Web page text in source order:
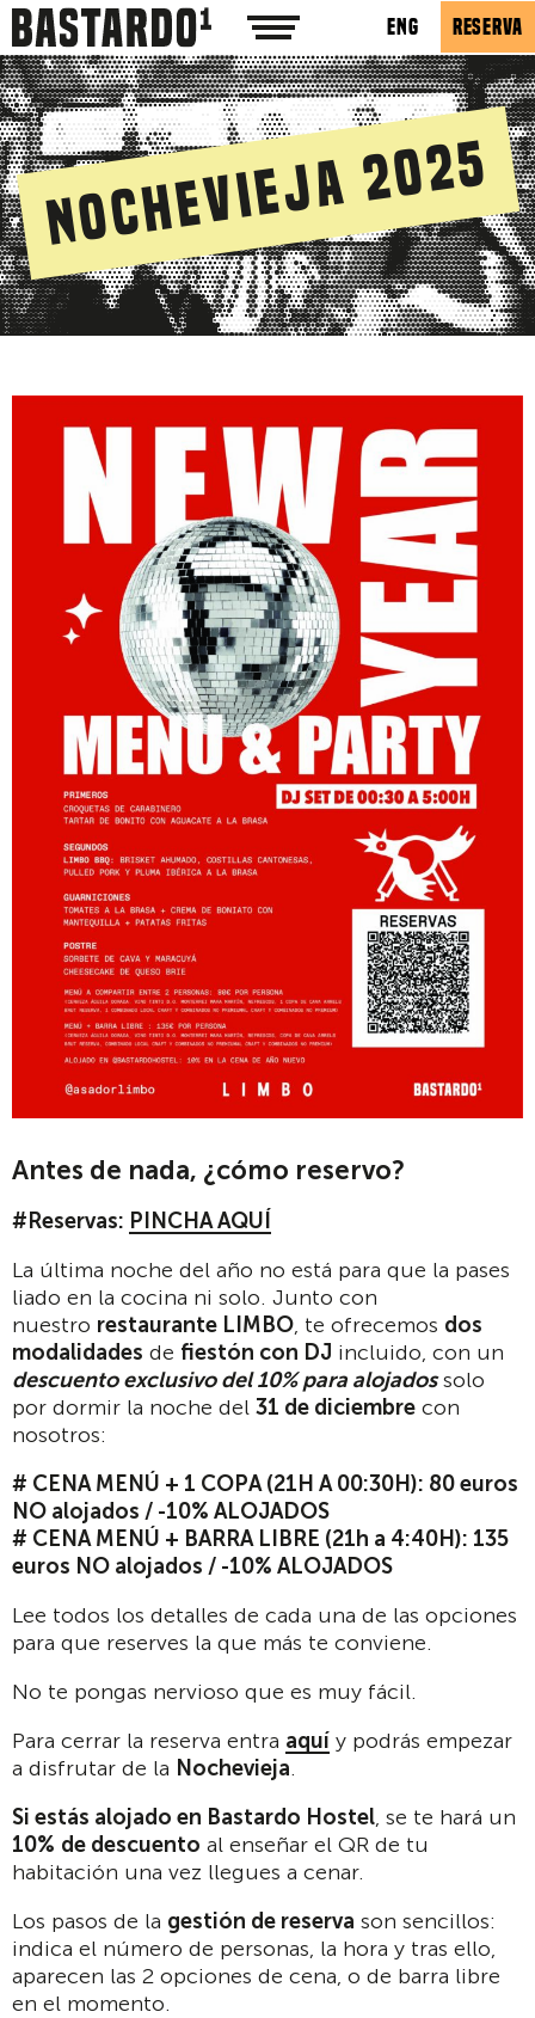
ENG RESERVA
Nochevieja 2025
Antes de nada, ¿cómo reservo?
#Reservas: PINCHA AQUÍ
La última noche del año no está para que la pases
liado en la cocina ni solo. Junto con
nuestro restaurante LIMBO, te ofrecemos dos
modalidades de fiestón con DJ incluido, con un
descuento exclusivo del 10% para alojadossolo
por dormir la noche del 31 de diciembre con
nosotros:
# CENA MENÚ + 1 COPA (21H A 00:30H): 80 euros
NO alojados / -10% ALOJADOS
# CENA MENÚ + BARRA LIBRE (21h a 4:40H): 135
euros NO alojados / -10% ALOJADOS
Lee todos los detalles de cada una de las opciones
para que reserves la que más te conviene.
No te pongas nervioso que es muy fácil.
Para cerrar la reserva entra aquí y podrás empezar
a disfrutar de la Nochevieja.
Si estás alojado en Bastardo Hostel, se te hará un
10% de descuento al enseñar el QR de tu
habitación una vez llegues a cenar.
Los pasos de la gestión de reserva son sencillos:
indica el número de personas, la hora y tras ello,
aparecen las 2 opciones de cena, o de barra libre
en el momento.